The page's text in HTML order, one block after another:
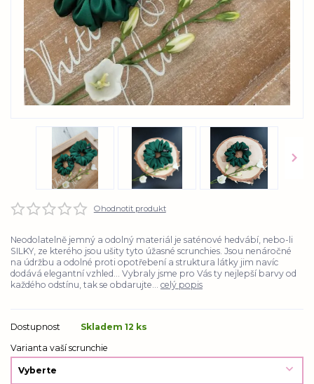
Ohodnotit produkt
Neodolatelně jemný a odolný materiál je saténové hedvábí, nebo-li
SILKY, ze kterého jsou ušity tyto úžasné scrunchies. Jsou nenáročné
na údržbu a odolné proti opotřebení a struktura látky jim navíc
dodává elegantní vzhled... Vybraly jsme pro Vás ty nejlepší barvy od
každého odstínu, tak se obdarujte... celý popis
Dostupnost
Skladem 12 ks
Varianta vaší scrunchie